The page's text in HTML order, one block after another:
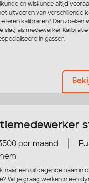
en wiskunde altijd
uitvoeren van verschillende
leren kalibreren? Dan zoeken
slag als medewerker Kalibratie
in gassen.
per maand
naar een uitdagende baan in
Wil je graag werken in een